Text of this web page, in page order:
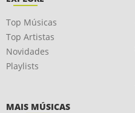
Top Músicas
Top Artistas
Novidades
Playlists
MAIS MÚSICAS